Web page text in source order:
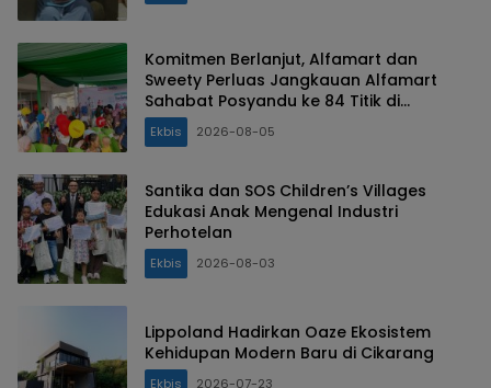
Komitmen Berlanjut, Alfamart dan
Sweety Perluas Jangkauan Alfamart
Sahabat Posyandu ke 84 Titik di
Indonesia
Ekbis 2026-08-05
Santika dan SOS Children’s Villages
Edukasi Anak Mengenal Industri
Perhotelan
Ekbis 2026-08-03
Lippoland Hadirkan Oaze Ekosistem
Kehidupan Modern Baru di Cikarang
Ekbis 2026-07-23